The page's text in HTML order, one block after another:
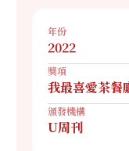
年份
2022
獎項
我最喜愛茶餐
頒發機構
U周刊